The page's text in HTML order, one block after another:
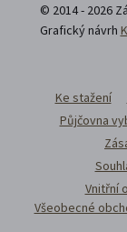
© 2014 - 2026
Grafický návrh
Ke stažení
Půjčovna
Vnitřní
Všeobecné